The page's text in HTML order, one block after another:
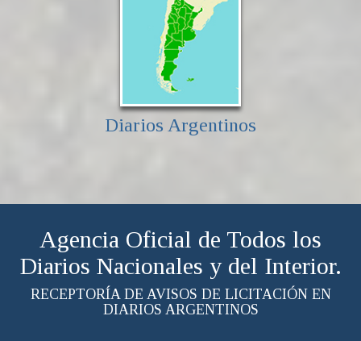
Diarios Argentinos
Agencia Oficial de Todos los
Diarios Nacionales y del Interior.
RECEPTORÍA DE AVISOS DE LICITACIÓN EN
DIARIOS ARGENTINOS